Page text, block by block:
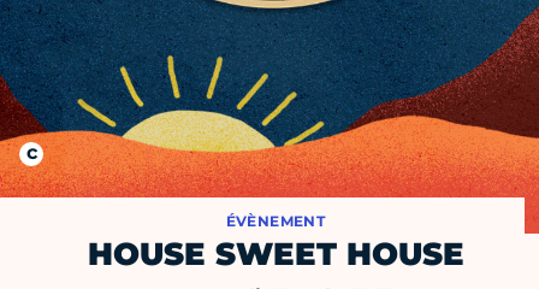
ÉVÈNEMENT
HOUSE SWEET HOUSE